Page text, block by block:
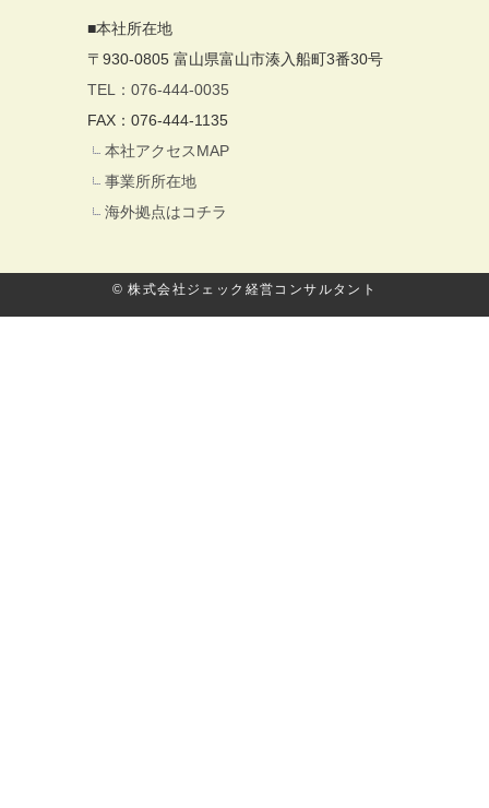
■本社所在地
〒930-0805 富山県富山市湊入船町3番30号
TEL：076-444-0035
FAX：076-444-1135
本社アクセスMAP
事業所所在地
海外拠点はコチラ
© 株式会社ジェック経営コンサルタント